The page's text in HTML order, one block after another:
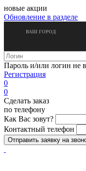
новые акции
Обновление в разделе
ВАШ ГОРОД
Пароль и/или логин не
Регистрация
0
0
Сделать заказ
по телефону
Как Вас зовут?
Контактный телефон